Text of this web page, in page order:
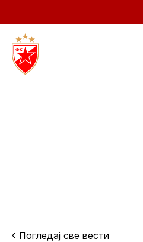
Погледај све вести